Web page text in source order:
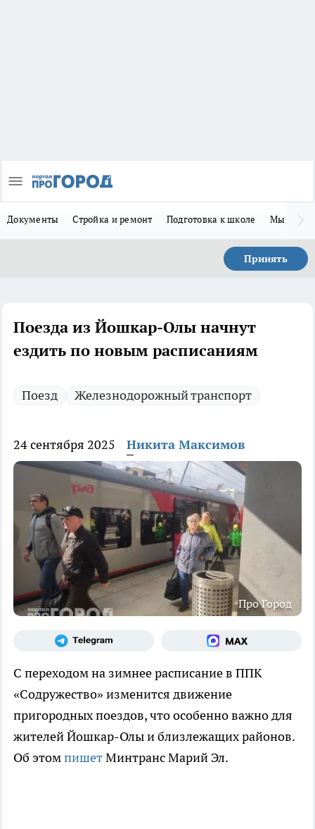
Документы Стройка и ремонт Подготовка к школе Мы в MAX
Принять
Поезда из Йошкар-Олы начнут
ездить по новым расписаниям
Поезд Железнодорожный транспорт
24 сентября 2025 Никита Максимов
Про Город
С переходом на зимнее расписание в ППК
«Содружество» изменится движение
пригородных поездов, что особенно важно для
жителей Йошкар-Олы и близлежащих районов.
Об этомпишетМинтранс Марий Эл.